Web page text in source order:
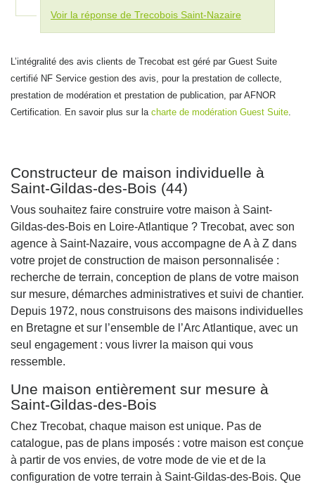
Voir la réponse de Trecobois Saint-Nazaire
L’intégralité des avis clients de Trecobat est géré par Guest Suite
certifié NF Service gestion des avis, pour la prestation de collecte,
prestation de modération et prestation de publication, par AFNOR
Certification. En savoir plus sur la charte de modération Guest Suite.
Constructeur de maison individuelle à
Saint-Gildas-des-Bois (44)
Vous souhaitez faire construire votre maison à Saint-
Gildas-des-Bois en Loire-Atlantique ? Trecobat, avec son
agence à Saint-Nazaire, vous accompagne de A à Z dans
votre projet de construction de maison personnalisée :
recherche de terrain, conception de plans de votre maison
sur mesure, démarches administratives et suivi de chantier.
Depuis 1972, nous construisons des maisons individuelles
en Bretagne et sur l’ensemble de l’Arc Atlantique, avec un
seul engagement : vous livrer la maison qui vous
ressemble.
Une maison entièrement sur mesure à
Saint-Gildas-des-Bois
Chez Trecobat, chaque maison est unique. Pas de
catalogue, pas de plans imposés : votre maison est conçue
à partir de vos envies, de votre mode de vie et de la
configuration de votre terrain à Saint-Gildas-des-Bois. Que